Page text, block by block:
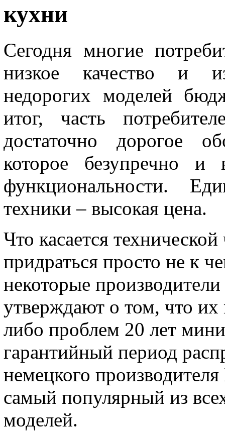
кухни
Сегодня многие
низкое качество и
недорогих моделей
итог, часть
достаточно дорогое
которое безупречно
функциональности.
техники – высокая цена.
Что касается
придраться просто не к
некоторые
утверждают о том, что их
либо проблем 20 лет
гарантийный период
немецкого
самый популярный из
моделей.